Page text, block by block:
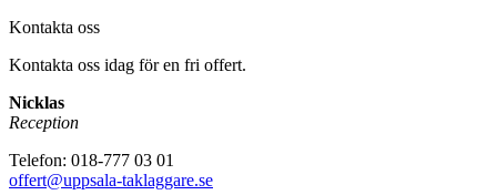
Kontakta oss
Kontakta oss idag för en fri offert.
Nicklas
Reception
Telefon: 018-777 03 01
offert@uppsala-taklaggare.se